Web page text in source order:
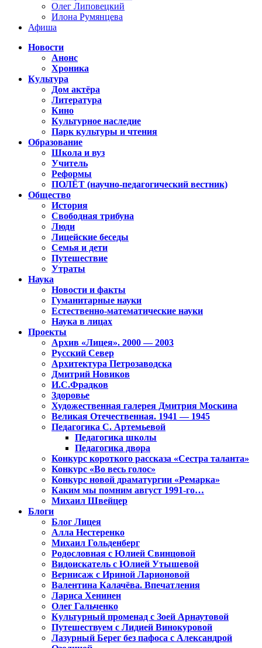
Олег Липовецкий
Илона Румянцева
Афиша
Новости
Анонс
Хроника
Культура
Дом актёра
Литература
Кино
Культурное наследие
Парк культуры и чтения
Образование
Школа и вуз
Учитель
Реформы
ПОЛЁТ (научно-педагогический вестник)
Общество
История
Свободная трибуна
Люди
Лицейские беседы
Семья и дети
Путешествие
Утраты
Наука
Новости и факты
Гуманитарные науки
Естественно-математические науки
Наука в лицах
Проекты
Архив «Лицея». 2000 — 2003
Русский Север
Архитектура Петрозаводска
Дмитрий Новиков
И.С.Фрадков
Здоровье
Художественная галерея Дмитрия Москина
Великая Отечественная. 1941 — 1945
Педагогика С. Артемьевой
Педагогика школы
Педагогика двора
Конкурс короткого рассказа «Сестра таланта»
Конкурс «Во весь голос»
Конкурс новой драматургии «Ремарка»
Каким мы помним август 1991-го…
Михаил Швейцер
Блоги
Блог Лицея
Алла Нестеренко
Михаил Гольденберг
Родословная с Юлией Свинцовой
Видоискатель с Юлией Утышевой
Вернисаж с Ириной Ларионовой
Валентина Калачёва. Впечатления
Лариса Хенинен
Олег Гальченко
Культурный променад с Зоей Арнаутовой
Путешествуем с Лидией Винокуровой
Лазурный Берег без пафоса с Александрой